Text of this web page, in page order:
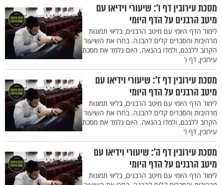
מסכת עירובין דף ו’: שיעורי וידיאו עם
מיטב הרבנים על הדף היומי
לימוד הדף היומי עם מיטב הרבנים, בליווי תמונות
מרהיבות והסברים קלים להבנה. בחרו את השיעור
הקרוב ללבכם, ולמדו בהנאה. היום נלמד את מסכת
עירובין, דף ו'
מסכת עירובין דף ז’: שיעורי וידיאו עם
מיטב הרבנים על הדף היומי
לימוד הדף היומי עם מיטב הרבנים, בליווי תמונות
מרהיבות והסברים קלים להבנה. בחרו את השיעור
הקרוב ללבכם, ולמדו בהנאה. היום נלמד את מסכת
עירובין, דף ז'
מסכת עירובין דף ה’: שיעורי וידיאו עם
מיטב הרבנים על הדף היומי
לימוד הדף היומי עם מיטב הרבנים, בליווי תמונות